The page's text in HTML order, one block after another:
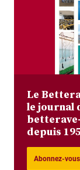
Le
le journal
depuis
Abonnez-vous